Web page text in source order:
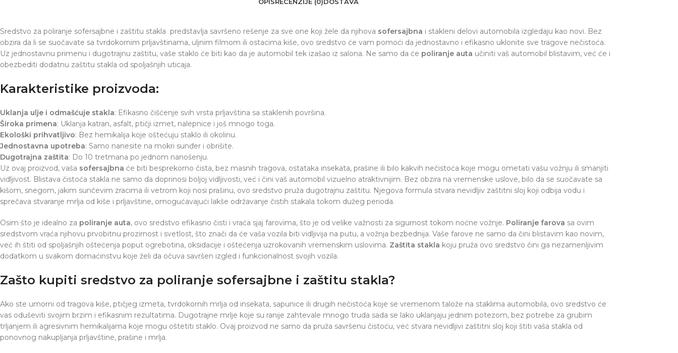
Sredstvo za poliranje sofersajbne i zaštitu stakla predstavlja savršeno rešenje za sve one koji žele da njihova sofersajbna i stakleni delovi automobila izgledaju kao novi. Bez
obzira da li se suočavate sa tvrdokornim prljavštinama, uljnim filmom ili ostacima kiše, ovo sredstvo će vam pomoći da jednostavno i efikasno uklonite sve tragove nečistoća.
Uz jednostavnu primenu i dugotrajnu zaštitu, vaše staklo će biti kao da je automobil tek izašao iz salona. Ne samo da će poliranje auta učiniti vaš automobil blistavim, već će i
obezbediti dodatnu zaštitu stakla od spoljašnjih uticaja.
Karakteristike proizvoda:
Uklanja ulje i odmašćuje stakla: Efikasno čišćenje svih vrsta prljavština sa staklenih površina.
Široka primena: Uklanja katran, asfalt, ptičji izmet, nalepnice i još mnogo toga.
Ekološki prihvatljivo: Bez hemikalija koje oštećuju staklo ili okolinu.
Jednostavna upotreba: Samo nanesite na mokri sunđer i obrišite.
Dugotrajna zaštita: Do 10 tretmana po jednom nanošenju.
Uz ovaj proizvod, vaša sofersajbna će biti besprekorno čista, bez masnih tragova, ostataka insekata, prašine ili bilo kakvih nečistoća koje mogu ometati vašu vožnju ili smanjiti
vidljivost. Blistava čistoća stakla ne samo da doprinosi boljoj vidljivosti, već i čini vaš automobil vizuelno atraktivnijim. Bez obzira na vremenske uslove, bilo da se suočavate sa
kišom, snegom, jakim sunčevim zracima ili vetrom koji nosi prašinu, ovo sredstvo pruža dugotrajnu zaštitu. Njegova formula stvara nevidljiv zaštitni sloj koji odbija vodu i
sprečava stvaranje mrlja od kiše i prljavštine, omogućavajući lakše održavanje čistih stakala tokom dužeg perioda.
Osim što je idealno za poliranje auta, ovo sredstvo efikasno čisti i vraća sjaj farovima, što je od velike važnosti za sigurnost tokom noćne vožnje. Poliranje farova sa ovim
sredstvom vraća njihovu prvobitnu prozirnost i svetlost, što znači da će vaša vozila biti vidljivija na putu, a vožnja bezbednija. Vaše farove ne samo da čini blistavim kao novim,
već ih štiti od spoljašnjih oštećenja poput ogrebotina, oksidacije i oštećenja uzrokovanih vremenskim uslovima. Zaštita stakla koju pruža ovo sredstvo čini ga nezamenljivim
dodatkom u svakom domaćinstvu koje želi da očuva savršen izgled i funkcionalnost svojih vozila.
Zašto kupiti sredstvo za poliranje sofersajbne i zaštitu stakla?
Ako ste umorni od tragova kiše, ptičjeg izmeta, tvrdokornih mrlja od insekata, sapunice ili drugih nečistoća koje se vremenom talože na staklima automobila, ovo sredstvo će
vas oduševiti svojim brzim i efikasnim rezultatima. Dugotrajne mrlje koje su ranije zahtevale mnogo truda sada se lako uklanjaju jednim potezom, bez potrebe za grubim
trljanjem ili agresivnim hemikalijama koje mogu oštetiti staklo. Ovaj proizvod ne samo da pruža savršenu čistoću, već stvara nevidljivi zaštitni sloj koji štiti vaša stakla od
ponovnog nakupljanja prljavštine, prašine i mrlja.